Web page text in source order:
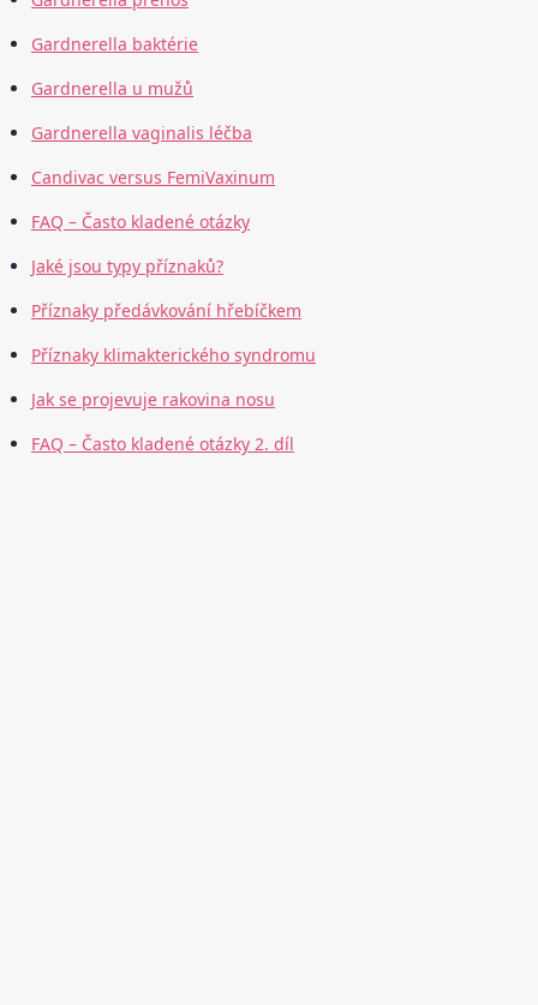
Gardnerella baktérie
Gardnerella u mužů
Gardnerella vaginalis léčba
Candivac versus FemiVaxinum
FAQ – Často kladené otázky
Jaké jsou typy příznaků?
Příznaky předávkování hřebíčkem
Příznaky klimakterického syndromu
Jak se projevuje rakovina nosu
FAQ – Často kladené otázky 2. díl